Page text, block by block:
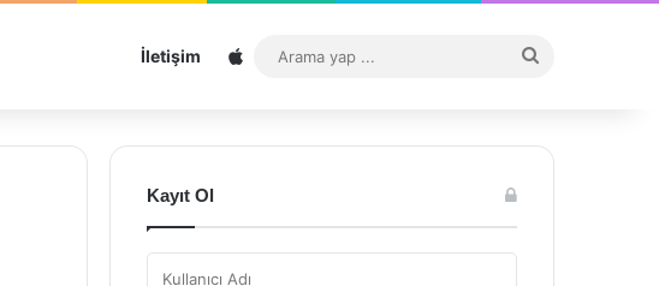
İletişim Sitemap
...
Kayıt Ol